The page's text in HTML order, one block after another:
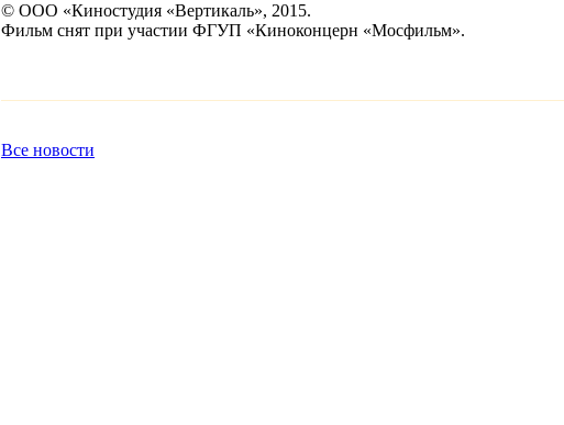
© ООО «Киностудия «Вертикаль», 2015.
Фильм снят при участии ФГУП «Киноконцерн «Мосфильм».
Все новости